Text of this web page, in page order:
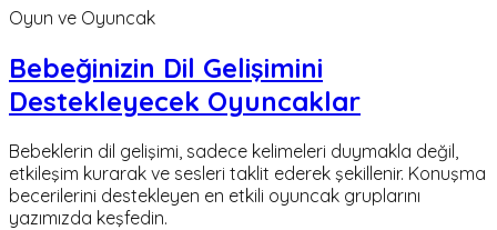
Oyun ve Oyuncak
Bebeğinizin Dil Gelişimini
Destekleyecek Oyuncaklar
Bebeklerin dil gelişimi, sadece kelimeleri duymakla değil,
etkileşim kurarak ve sesleri taklit ederek şekillenir. Konuşma
becerilerini destekleyen en etkili oyuncak gruplarını
yazımızda keşfedin.